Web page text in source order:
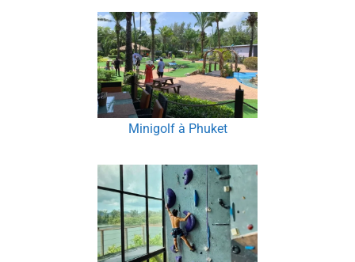
Minigolf à Phuket